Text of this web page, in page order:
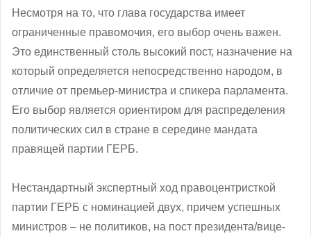
Несмотря на то, что глава государства имеет
ограниченные правомочия, его выбор очень важен.
Это единственный столь высокий пост, назначение на
который определяется непосредственно народом, в
отличие от премьер-министра и спикера парламента.
Его выбор является ориентиром для распределения
политических сил в стране в середине мандата
правящей партии ГЕРБ.
Нестандартный экспертный ход правоцентристкой
партии ГЕРБ с номинацией двух, причем успешных
министров – не политиков, на пост президента/вице-